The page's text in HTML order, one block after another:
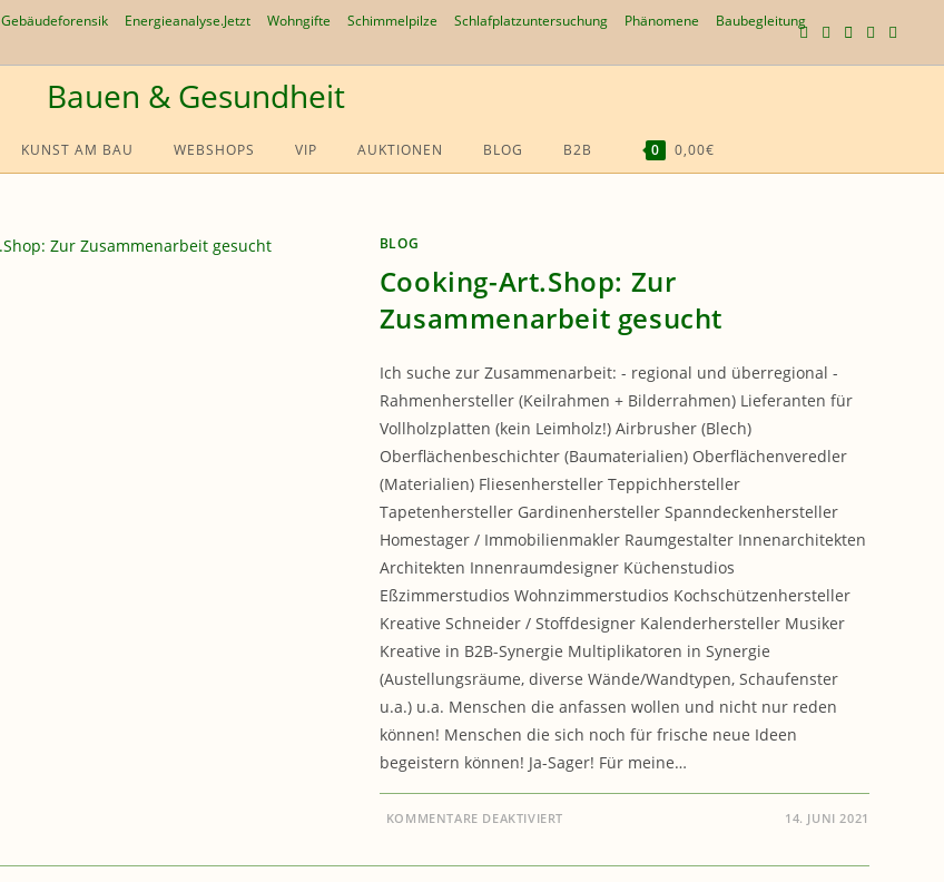
Gebäudeforensik Energieanalyse.Jetzt Wohngifte Schimmelpilze Schlafplatzuntersuchung Phänomene
Baubegleitung
Bauen & Gesundheit
KUNST AM BAU WEBSHOPS VIP AUKTIONEN BLOG B2B 0 0,00€
WEBSITE-
BLOG
Cooking-Art.Shop: Zur
Zusammenarbeit gesucht
Ich suche zur Zusammenarbeit: - regional und überregional -
Rahmenhersteller (Keilrahmen + Bilderrahmen) Lieferanten für
Vollholzplatten (kein Leimholz!) Airbrusher (Blech)
Oberflächenbeschichter (Baumaterialien) Oberflächenveredler
(Materialien) Fliesenhersteller Teppichhersteller
Tapetenhersteller Gardinenhersteller Spanndeckenhersteller
Homestager / Immobilienmakler Raumgestalter Innenarchitekten
Architekten Innenraumdesigner Küchenstudios
Eßzimmerstudios Wohnzimmerstudios Kochschützenhersteller
Kreative Schneider / Stoffdesigner Kalenderhersteller Musiker
Kreative in B2B-Synergie Multiplikatoren in Synergie
(Austellungsräume, diverse Wände/Wandtypen, Schaufenster
u.a.) u.a. Menschen die anfassen wollen und nicht nur reden
können! Menschen die sich noch für frische neue Ideen
begeistern können! Ja-Sager! Für meine…
KOMMENTARE DEAKTIVIERT
ZUR
14. JUNI 2021